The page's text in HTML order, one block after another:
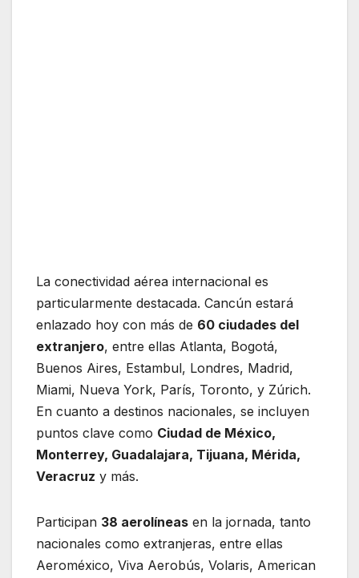
La conectividad aérea internacional es
particularmente destacada. Cancún estará
enlazado hoy con más de 60 ciudades del
extranjero, entre ellas Atlanta, Bogotá,
Buenos Aires, Estambul, Londres, Madrid,
Miami, Nueva York, París, Toronto, y Zúrich.
En cuanto a destinos nacionales, se incluyen
puntos clave como Ciudad de México,
Monterrey, Guadalajara, Tijuana, Mérida,
Veracruz y más.
Participan 38 aerolíneas en la jornada, tanto
nacionales como extranjeras, entre ellas
Aeroméxico, Viva Aerobús, Volaris, American